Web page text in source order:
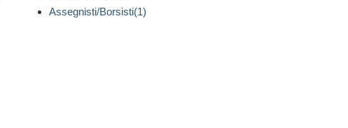
Assegnisti/Borsisti(1)